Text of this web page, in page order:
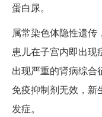
蛋白尿。
属常染色体隐性遗传
患儿在子宫内即出现
出现严重的肾病综合
免疫抑制剂无效，新
发症。